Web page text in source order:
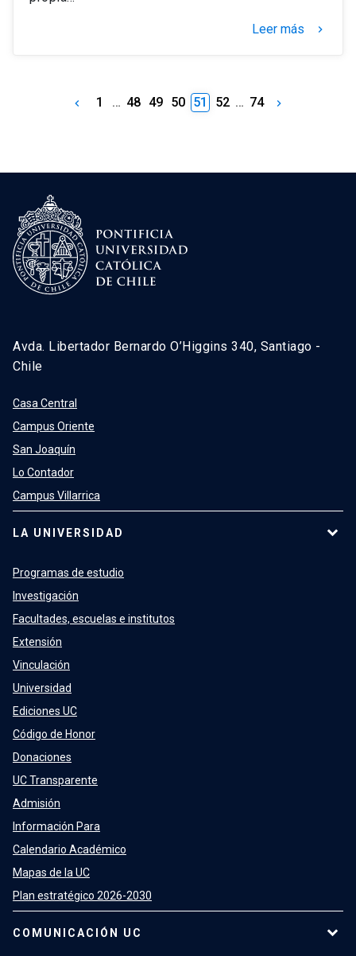
Leer más keyboard_arrow_right
keyboard_arrow_left 1 … 48 49 50 51 52 … 74 keyboard_arrow_right
Avda. Libertador Bernardo O’Higgins 340, Santiago -
Chile
Casa Central
Campus Oriente
San Joaquín
Lo Contador
Campus Villarrica
LA UNIVERSIDAD
Programas de estudio
Investigación
Facultades, escuelas e institutos
Extensión
Vinculación
Universidad
Ediciones UC
Código de Honor
Donaciones
UC Transparente
Admisión
Información Para
Calendario Académico
Mapas de la UC
Plan estratégico 2026-2030
COMUNICACIÓN UC